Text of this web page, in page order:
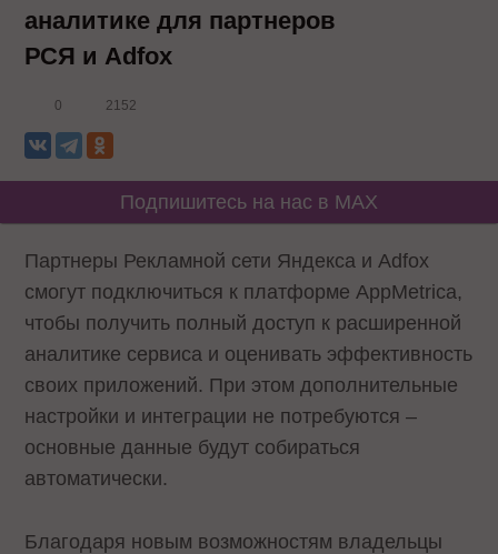
аналитике для партнеров
РСЯ и Adfox
0 2152
Подпишитесь на нас в MAX
Партнеры Рекламной сети Яндекса и Adfox
смогут подключиться к платформе AppMetrica,
чтобы получить полный доступ к расширенной
аналитике сервиса и оценивать эффективность
своих приложений. При этом дополнительные
настройки и интеграции не потребуются –
основные данные будут собираться
автоматически.
Благодаря новым возможностям владельцы